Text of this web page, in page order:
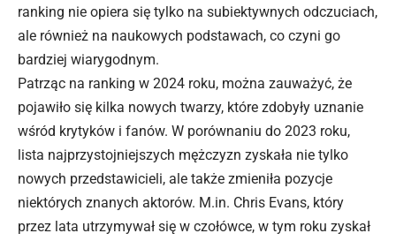
ranking nie opiera się tylko na subiektywnych odczuciach,
ale również na naukowych podstawach, co czyni go
bardziej wiarygodnym.
Patrząc na ranking w 2024 roku, można zauważyć, że
pojawiło się kilka nowych twarzy, które zdobyły uznanie
wśród krytyków i fanów. W porównaniu do 2023 roku,
lista najprzystojniejszych mężczyzn zyskała nie tylko
nowych przedstawicieli, ale także zmieniła pozycje
niektórych znanych aktorów. M.in. Chris Evans, który
przez lata utrzymywał się w czołówce, w tym roku zyskał